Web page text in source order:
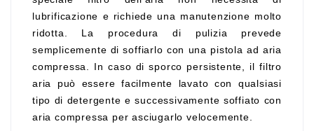
lubrificazione e richiede una manutenzione molto
ridotta. La procedura di pulizia prevede
semplicemente di soffiarlo con una pistola ad aria
compressa. In caso di sporco persistente, il filtro
aria può essere facilmente lavato con qualsiasi
tipo di detergente e successivamente soffiato con
aria compressa per asciugarlo velocemente.